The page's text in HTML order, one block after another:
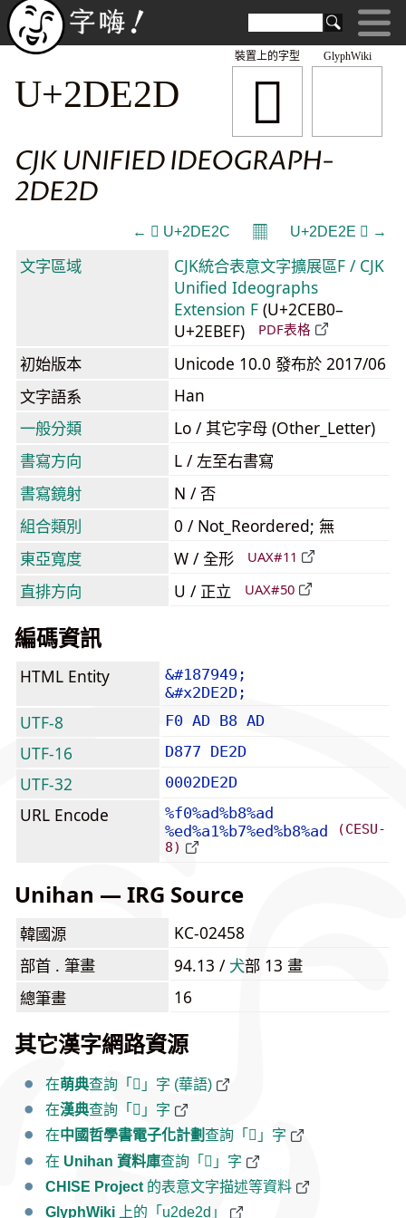
GlyphWiki
𭸭
裝置上的字型
U+2DE2D
CJK UNIFIED IDEOGRAPH-
2DE2D
← 𭸬 U+2DE2C 𝄜 U+2DE2E 𭸮 →
文字區域
CJK統合表意文字擴展區F / CJK
Unified Ideographs
Extension F (U+2CEB0–
U+2EBEF)
PDF表格
初始版本
Unicode 10.0 發布於 2017/06
文字語系
Han
一般分類
Lo / 其它字母 (Other_Letter)
書寫方向
L / 左至右書寫
書寫鏡射
N / 否
組合類別
0 / Not_Reordered; 無
東亞寬度
W / 全形 UAX#11
直排方向 U / 正立 UAX#50
編碼資訊
HTML Entity
&#187949;
&#x2DE2D;
UTF-8 F0 AD B8 AD
UTF-16 D877 DE2D
UTF-32 0002DE2D
URL Encode
%f0%ad%b8%ad
%ed%a1%b7%ed%b8%ad
(CESU-
8)
Unihan — IRG Source
韓國源
KC-02458
部首 . 筆畫
94.13 / ⽝部 13 畫
總筆畫
16
其它漢字網路資源
在萌典查詢「𭸭」字 (華語)
在漢典查詢「𭸭」字
在中國哲學書電子化計劃查詢「𭸭」字
在 Unihan 資料庫查詢「𭸭」字
CHISE Project 的表意文字描述等資料
GlyphWiki 上的「u2de2d」